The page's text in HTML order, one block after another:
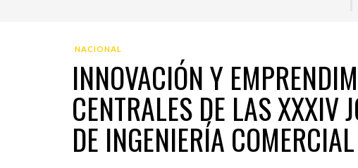
NACIONAL
INNOVACIÓN Y
CENTRALES DE LAS XXXIV
DE INGENIERÍA COMERCIAL